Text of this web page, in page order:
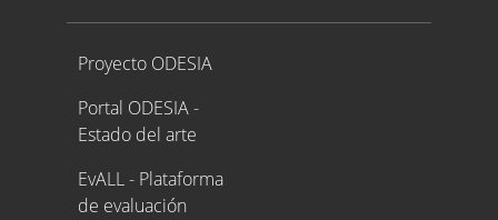
Proyecto ODESIA
Proyecto ODESIA
Portal ODESIA -
Estado del arte
EvALL - Plataforma
de evaluación